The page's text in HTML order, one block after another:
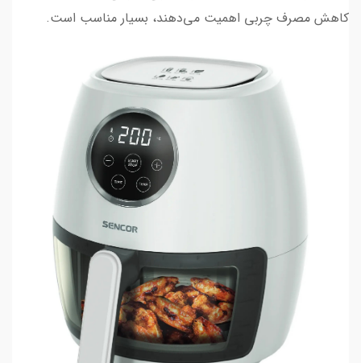
کاهش مصرف چربی اهمیت می‌دهند، بسیار مناسب است.